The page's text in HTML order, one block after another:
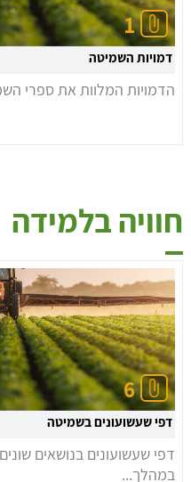
1
דמויות השמיטה
הדמויות המלוות את ספרי
חוויה בלמידה
6
דפי שעשועונים בשמיטה
דפי שעשועונים בנושאים
במהלך...